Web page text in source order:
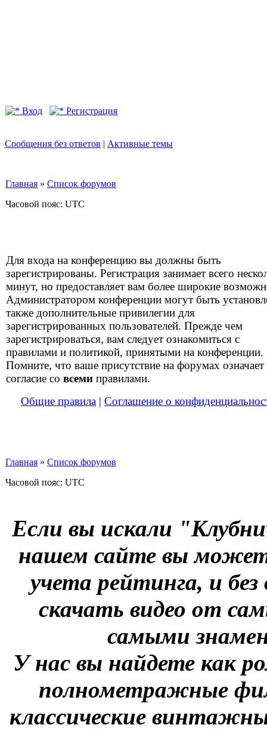
Вход Регистрация
Сообщения без ответов | Активные темы
Главная » Список форумов
Часовой пояс: UTC
Для входа на конференцию вы должны быть
зарегистрированы. Регистрация занимает всего
минут, но предоставляет вам более широкие
Администратором конференции могут быть
также дополнительные привилегии для
зарегистрированных пользователей. Прежде чем
зарегистрироваться, вам следует ознакомиться с
правилами и политикой, принятыми на конференции.
Помните, что ваше присутствие на форумах означает
согласие со всеми правилами.
Общие правила | Соглашение о
Главная » Список форумов
Часовой пояс: UTC
Если вы искали
нашем сайте вы
учета рейтинга, и
скачать видео от
самыми
У нас вы найдете как
полнометражные
классические